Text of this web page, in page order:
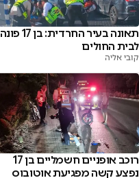
תאונה בעיר החרדית: בן 17 פונה
לבית החולים
קובי אליה
רוכב אופניים חשמליים בן 17
נפצע קשה מפגיעת אוטובוס